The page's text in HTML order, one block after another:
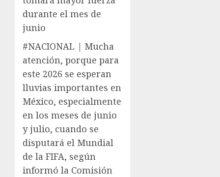
durante el mes de
junio
#NACIONAL | Mucha
atención, porque para
este 2026 se esperan
lluvias importantes en
México, especialmente
en los meses de junio
y julio, cuando se
disputará el Mundial
de la FIFA, según
informó la Comisión